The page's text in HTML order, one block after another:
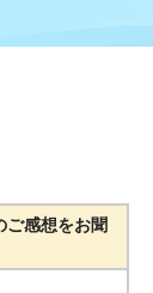
ご感想をお聞